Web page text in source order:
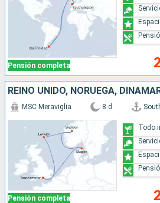
Pensión completa
REINO UNIDO, NORUEGA,
Pensión completa
MSC Meraviglia 8 d
Todo